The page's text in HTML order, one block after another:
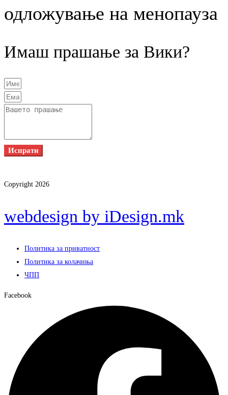
одложување на менопауза
Имаш прашање за Вики?
Испрати
Copyright 2026
webdesign by iDesign.mk
Политика за приватност
Политика за колачиња
ЧПП
Facebook